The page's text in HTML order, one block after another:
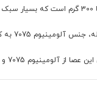
آلومینیوم 7075 به کار رفته در این عصا، مقاومت و استحکام بالایی در برابر فشار دارد.
دسته و کلیپس های آن از پلاستیک باکیفیت ساخته شده است.